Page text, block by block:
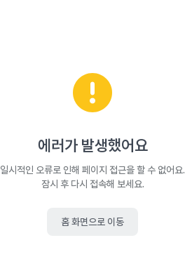
에러가 발생했어요
일시적인 오류로 인해 페이지 접근을 할 수 없어요.
잠시 후 다시 접속해 보세요.
홈 화면으로 이동